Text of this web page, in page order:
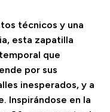
técnicos y una
esta zapatilla
que
por sus
inesperados, y a
Inspirándose en la